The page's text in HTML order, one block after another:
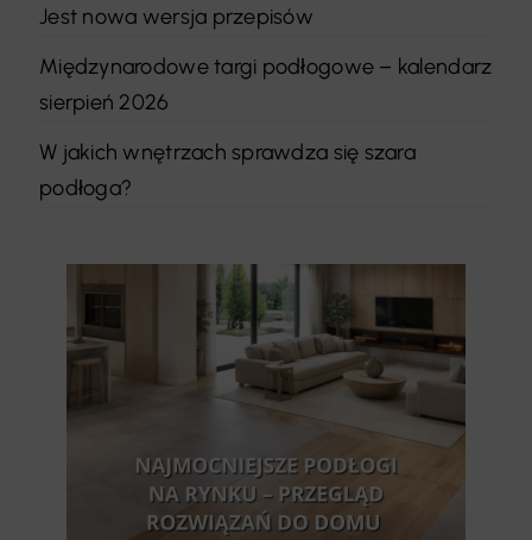
Jest nowa wersja przepisów
Międzynarodowe targi podłogowe – kalendarz
sierpień 2026
W jakich wnętrzach sprawdza się szara
podłoga?